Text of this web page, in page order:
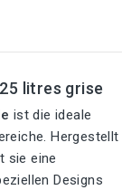
litres grise
ist die ideale
Hergestellt
sie eine
Designs